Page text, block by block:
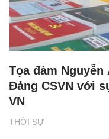
THỜI SỰ
Tọa đàm
Đảng CSVN với
VN